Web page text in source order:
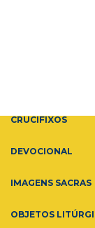
CRUCIFIXOS
DEVOCIONAL
IMAGENS SACRAS
OBJETOS